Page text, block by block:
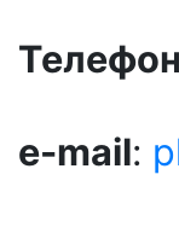
e-mail: